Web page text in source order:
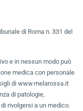
di Roma n. 331 del
e in nessun modo può
medica con personale
di www.melarossa.it
di patologie,
rivolgersi a un medico.